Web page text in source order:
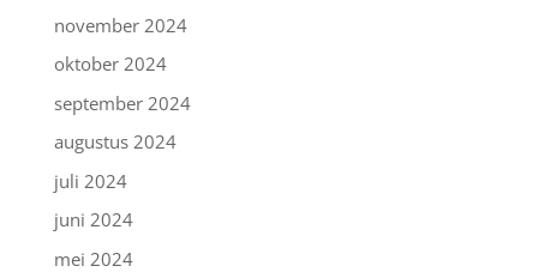
november 2024
oktober 2024
september 2024
augustus 2024
juli 2024
juni 2024
mei 2024